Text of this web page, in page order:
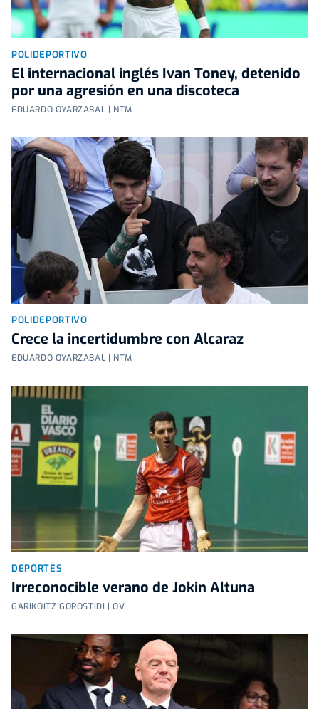
POLIDEPORTIVO
El internacional inglés Ivan Toney, detenido
por una agresión en una discoteca
EDUARDO OYARZABAL | NTM
POLIDEPORTIVO
Crece la incertidumbre con Alcaraz
EDUARDO OYARZABAL | NTM
DEPORTES
Irreconocible verano de Jokin Altuna
GARIKOITZ GOROSTIDI | OV